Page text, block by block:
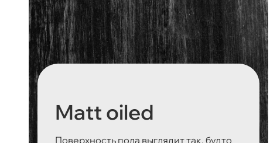
Matt oiled
Поверхность пола выглядит так, будто